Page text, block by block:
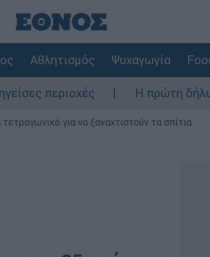
Αθλητισμός Ψυχαγωγία
Η πρώτη δήλωση της
για να ξαναχτιστούν τα σπίτια